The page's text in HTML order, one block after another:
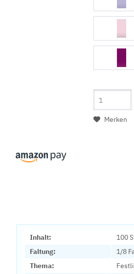
Merken
Inhalt:
100
Faltung:
1/8
Thema: